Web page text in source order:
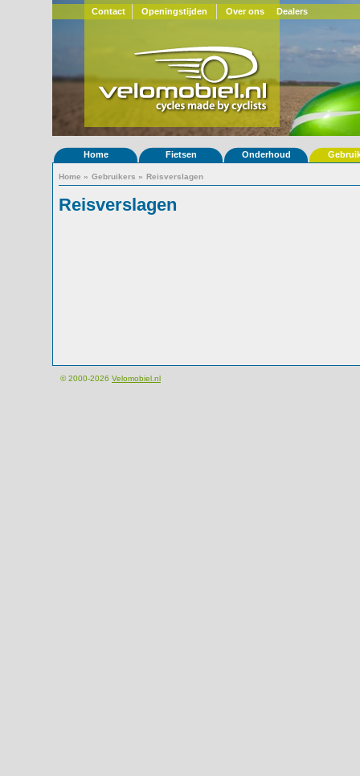
Contact Openingstijden Over ons Dealers
Home Fietsen Onderhoud
Home » Gebruikers » Reisverslagen
Reisverslagen
© 2000-2026 Velomobiel.nl